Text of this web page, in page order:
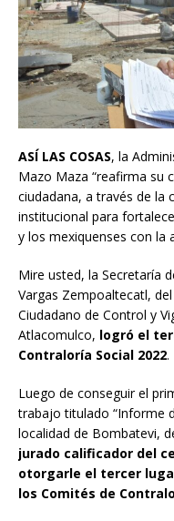
ASÍ LAS COSAS, la
Mazo Maza “reafirma su
ciudadana, a través de la
institucional para
y los mexiquenses con la
Mire usted, la Secretaría
Vargas Zempoaltecatl,
Ciudadano de Control y
Atlacomulco, logró el
Contraloría Social 2022.
Luego de conseguir el
trabajo titulado “Informe
localidad de Bombatevi,
jurado calificador del
otorgarle el tercer
los Comités de